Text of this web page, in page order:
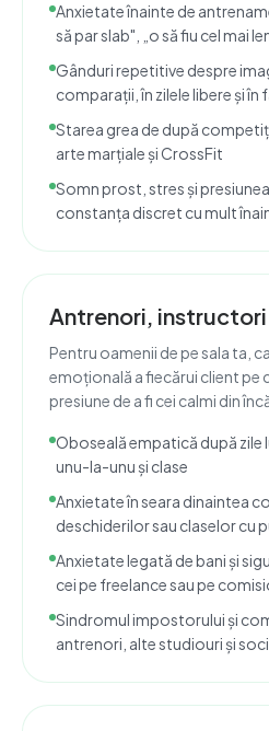
Anxietate înainte de
să par slab", „o să fiu cel mai
Gânduri repetitive despre
comparații, în zilele libere și în
Starea grea de după
arte marțiale și CrossFit
Somn prost, stres și
constanța discret cu mult
Antrenori,
Pentru oamenii de pe sala ta,
emoțională a fiecărui client pe
presiune de a fi cei calmi din
Oboseală empatică după zile
unu-la-unu și clase
Anxietate în seara dinaintea
deschiderilor sau claselor cu
Anxietate legată de bani și
cei pe freelance sau pe
Sindromul impostorului și
antrenori, alte studiouri și